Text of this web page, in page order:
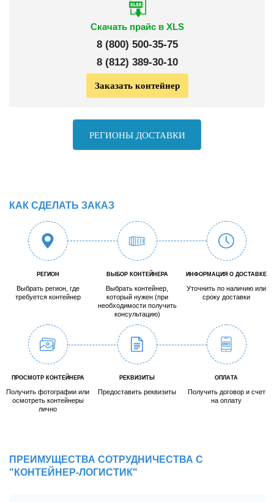
Скачать прайс в XLS
8 (800) 500-35-75
8 (812) 389-30-10
Заказать контейнер
РЕГИОНЫ ДОСТАВКИ
КАК СДЕЛАТЬ ЗАКАЗ
РЕГИОН
Выбрать регион, где
требуется контейнер
ВЫБОР КОНТЕЙНЕРА
Выбрать контейнер,
который нужен (при
необходимости получить
консультацию)
ИНФОРМАЦИЯ О ДОСТАВКЕ
Уточнить по наличию или
сроку доставки
ПРОСМОТР КОНТЕЙНЕРА
Получить фотографии или
осмотреть контейнеры
лично
РЕКВИЗИТЫ
Предоставить реквизиты
ОПЛАТА
Получить договор и счет
на оплату
ПРЕИМУЩЕСТВА СОТРУДНИЧЕСТВА С
"КОНТЕЙНЕР-ЛОГИСТИК"